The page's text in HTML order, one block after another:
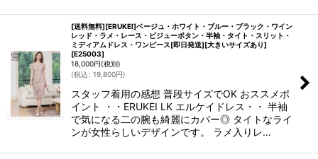
[送料無料][ERUKEI]ベージュ・ホワイト・ブルー・ブラック・ワイン
レッド・ラメ・レース・ビジューボタン・半袖・タイト・スリット・
ミディアムドレス・ワンピース[即日発送][大きいサイズあり]
[E25003]
18,000円(税別)
(税込 : 19,800円)
スタッフ着用の感想 普段サイズでOK おススメポ
イント ・・ERUKEI LK エルケイドレス・・ 半袖
で気になる二の腕も綺麗にカバー◎ タイトなライ
ンが女性らしいデザインです。 ラメ入りレ…